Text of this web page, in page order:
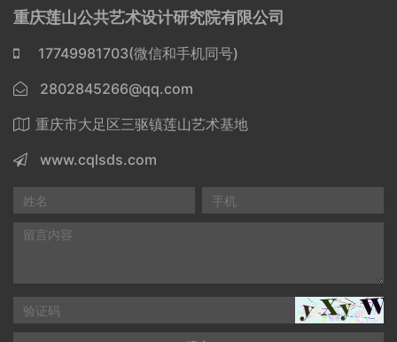
重庆莲山公共艺术设计研究院有限公司
17749981703(微信和手机同号)
2802845266@qq.com
重庆市大足区三驱镇莲山艺术基地
www.cqlsds.com